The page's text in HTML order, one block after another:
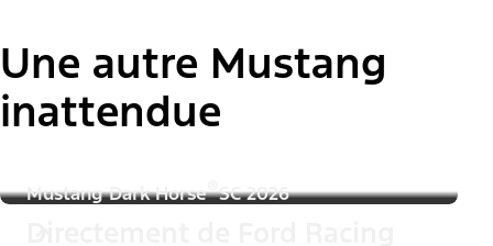
Une autre Mustang
inattendue